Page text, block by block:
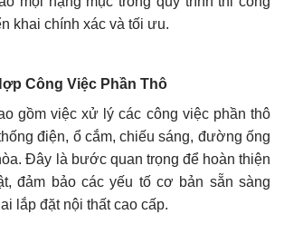
khai chính xác và tối ưu.
Công Việc Phần Thô
gồm việc xử lý các công việc phần thô
điện, ổ cắm, chiếu sáng, đường ống
Đây là bước quan trọng để hoàn thiện
đảm bảo các yếu tố cơ bản sẵn sàng
lắp đặt nội thất cao cấp.